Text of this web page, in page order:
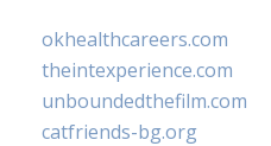
okhealthcareers.com
theintexperience.com
unboundedthefilm.com
catfriends-bg.org